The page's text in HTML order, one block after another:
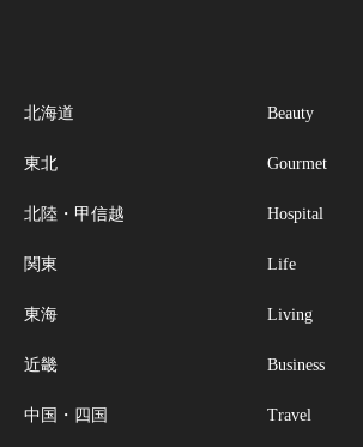
北海道
東北
北陸・甲信越
関東
東海
近畿
中国・四国
Beauty
Gourmet
Hospital
Life
Living
Business
Travel